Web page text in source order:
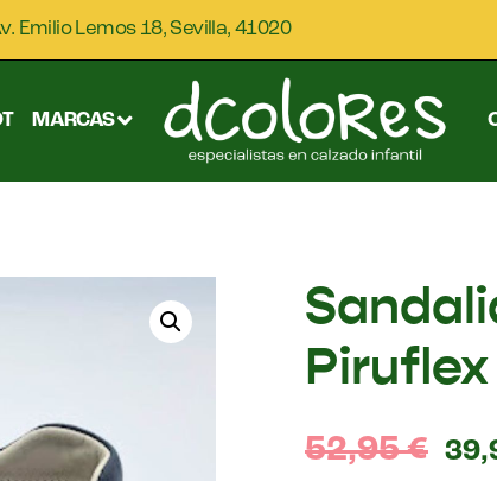
Emilio Lemos 18, Sevilla, 41020
MARCAS
52,95€